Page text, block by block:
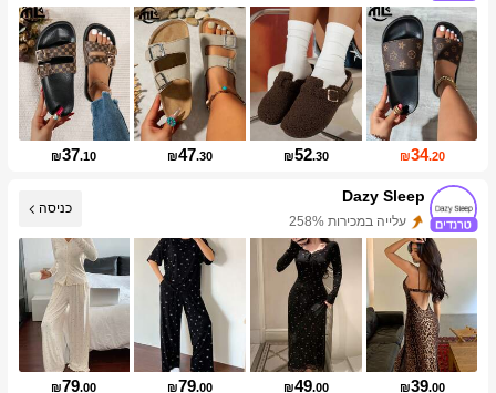
₪34.20
₪52.30
₪47.30
₪37.10
Dazy Sleep
עלייה במכירות 258%
עלייה במספר העוקבים 999%+
כניסה
₪39.00
₪49.00
₪79.00
₪79.00